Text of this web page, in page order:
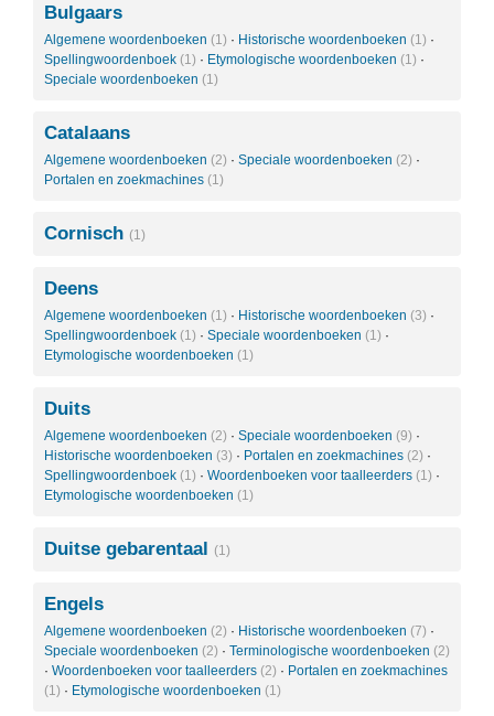
Bulgaars
Algemene woordenboeken (1) · Historische woordenboeken (1) ·
Spellingwoordenboek (1) · Etymologische woordenboeken (1) ·
Speciale woordenboeken (1)
Catalaans
Algemene woordenboeken (2) · Speciale woordenboeken (2) ·
Portalen en zoekmachines (1)
Cornisch (1)
Deens
Algemene woordenboeken (1) · Historische woordenboeken (3) ·
Spellingwoordenboek (1) · Speciale woordenboeken (1) ·
Etymologische woordenboeken (1)
Duits
Algemene woordenboeken (2) · Speciale woordenboeken (9) ·
Historische woordenboeken (3) · Portalen en zoekmachines (2) ·
Spellingwoordenboek (1) · Woordenboeken voor taalleerders (1) ·
Etymologische woordenboeken (1)
Duitse gebarentaal (1)
Engels
Algemene woordenboeken (2) · Historische woordenboeken (7) ·
Speciale woordenboeken (2) · Terminologische woordenboeken (2)
· Woordenboeken voor taalleerders (2) · Portalen en zoekmachines
(1) · Etymologische woordenboeken (1)